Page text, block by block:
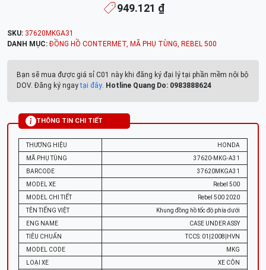
949.121 ₫
SKU: 37620MKGA31
DANH MỤC: ĐỒNG HỒ CONTERMET, MÃ PHỤ TÙNG, REBEL 500
Bạn sẽ mua được giá sỉ C01 này khi đăng ký đại lý tại phần mềm nội bộ
DOV. Đăng ký ngaytại đây. Hotline Quang Do: 0983888624
THÔNG TIN CHI TIẾT
THƯƠNG HIỆU
HONDA
MÃ PHỤ TÙNG
37620-MKG-A31
BARCODE
37620MKGA31
MODEL XE
Rebel 500
MODEL CHI TIẾT
Rebel 500 2020
TÊN TIẾNG VIỆT
Khung đồng hồ tốc độ phía dưới
ENG NAME
CASE UNDER ASSY
TIÊU CHUẨN
TCCS: 01|2008|HVN
MODEL CODE
MKG
LOẠI XE
XE CÔN